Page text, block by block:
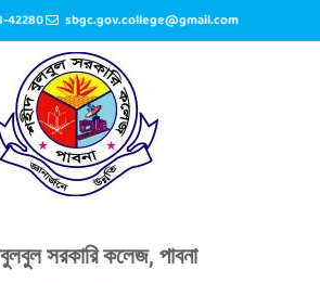
42280 sbgc.gov.college@gmail.com
সরকারি কলেজ, পাবনা